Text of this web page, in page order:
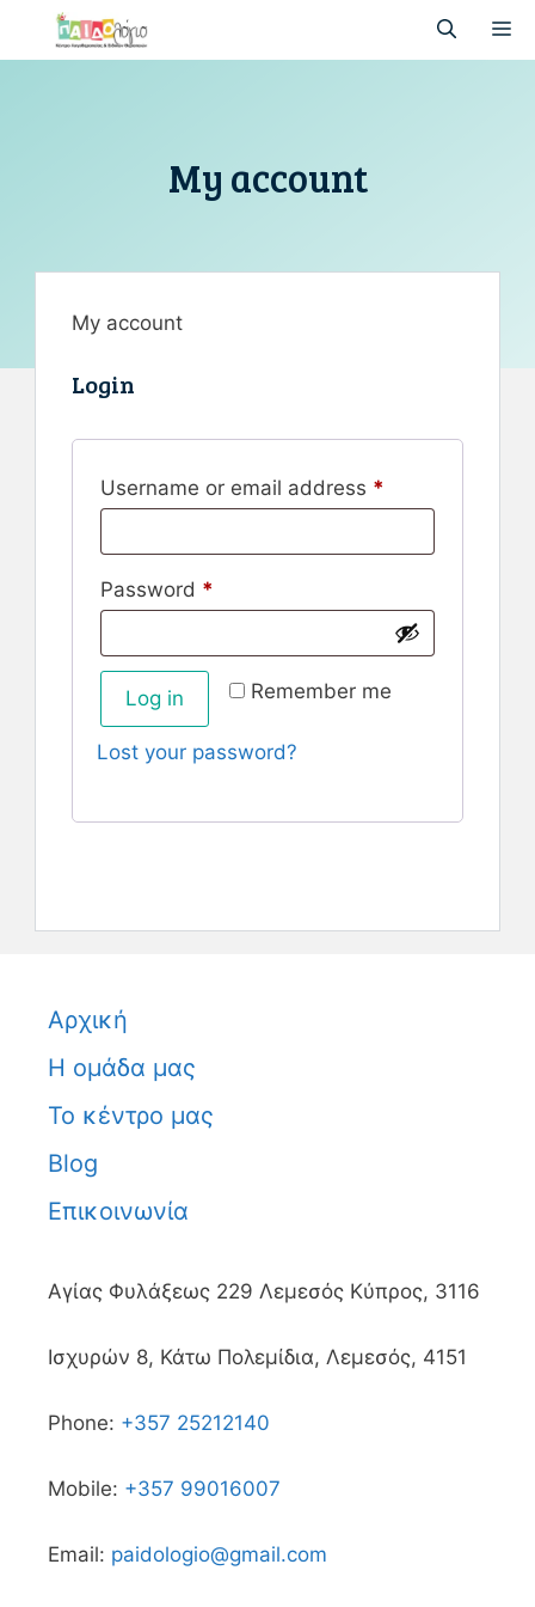
My account
My account
Login
Username or email address *
Password *
Remember me
Log in
Lost your password?
Αρχική
Η ομάδα μας
Το κέντρο μας
Blog
Επικοινωνία
Αγίας Φυλάξεως 229 Λεμεσός Κύπρος, 3116
Ισχυρών 8, Κάτω Πολεμίδια, Λεμεσός, 4151
Phone: +357 25212140
Mobile: +357 99016007
Email: paidologio@gmail.com